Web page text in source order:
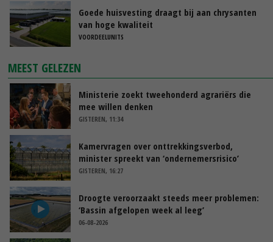
Goede huisvesting draagt bij aan chrysanten
van hoge kwaliteit
VOORDEELUNITS
MEEST GELEZEN
Ministerie zoekt tweehonderd agrariërs die
mee willen denken
GISTEREN, 11:34
Kamervragen over onttrekkingsverbod,
minister spreekt van ‘ondernemersrisico’
GISTEREN, 16:27
Droogte veroorzaakt steeds meer problemen:
‘Bassin afgelopen week al leeg’
06-08-2026